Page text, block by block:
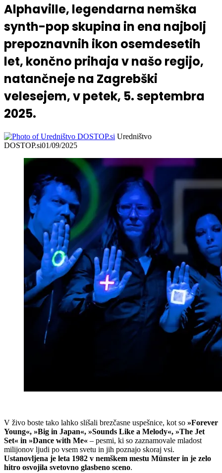
Alphaville, legendarna nemška
synth-pop skupina in ena najbolj
prepoznavnih ikon osemdesetih
let, končno prihaja v našo regijo,
natančneje na Zagrebški
velesejem, v petek, 5. septembra
2025.
Uredništvo
DOSTOP.si01/09/2025
V živo boste tako lahko slišali brezčasne uspešnice, kot so »Forever
Young«, »Big in Japan«, »Sounds Like a Melody«, »The Jet
Set« in »Dance with Me« – pesmi, ki so zaznamovale mladost
milijonov ljudi po vsem svetu in jih poznajo skoraj vsi.
Ustanovljena je leta 1982 v nemškem mestu Münster in je zelo
hitro osvojila svetovno glasbeno sceno.